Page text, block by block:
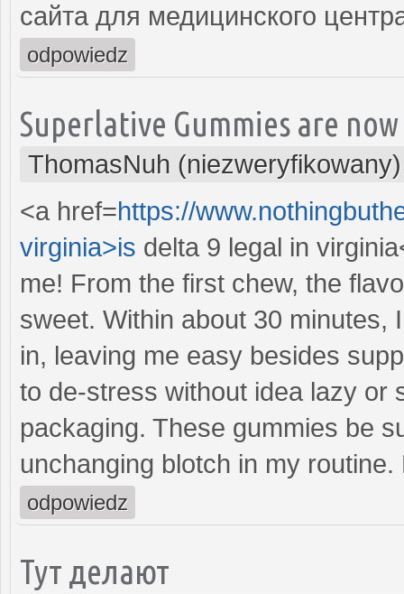
сайта для медицинского
odpowiedz
Superlative Gummies are
ThomasNuh (niezweryfikowany)
<a href=https://
virginia>is delta 9 legal in
me! From the first chew, the
sweet. Within about 30 minutes,
in, leaving me easy besides
to de-stress without idea lazy or
packaging. These gummies be
unchanging blotch in my
odpowiedz
Тут делают